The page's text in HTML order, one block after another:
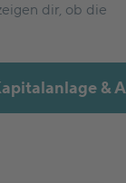
dir, ob die
&